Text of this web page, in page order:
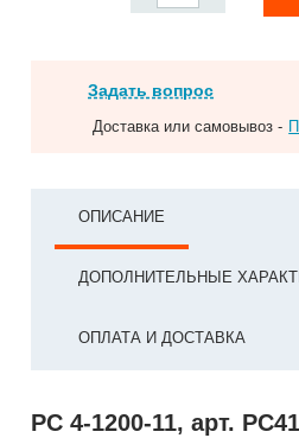
Задать вопрос
Доставка или самовывоз -
ОПИСАНИЕ
ДОПОЛНИТЕЛЬНЫЕ
ОПЛАТА И ДОСТАВКА
РС 4-1200-11, арт.